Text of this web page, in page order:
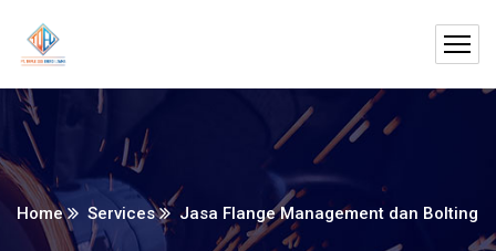
Home Services Jasa Flange Management dan Bolting